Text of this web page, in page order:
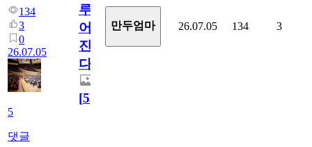
134
3
0
26.07.05
5
댓글
루
어
진
다.
[5]
만두엄마 26.07.05 134 3